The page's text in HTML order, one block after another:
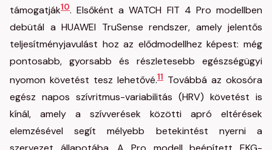
támogatják10. Elsőként a WATCH FIT 4 Pro modellben
debütál a HUAWEI TruSense rendszer, amely jelentős
teljesítményjavulást hoz az elődmodellhez képest: még
pontosabb, gyorsabb és részletesebb egészségügyi
nyomon követést tesz lehetővé.11 Továbbá az okosóra
egész napos szívritmus-variabilitás (HRV) követést is
kínál, amely a szívverések közötti apró eltérések
elemzésével segít mélyebb betekintést nyerni a